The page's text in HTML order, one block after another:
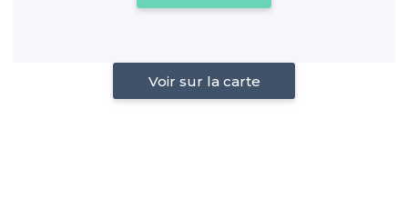
Voir sur la carte